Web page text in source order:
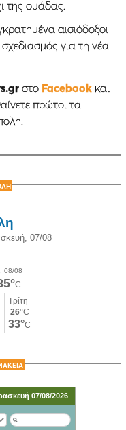
της ομάδας.
αισιόδοξοι
για τη νέα
στο Facebookκαι
πρώτοι τα